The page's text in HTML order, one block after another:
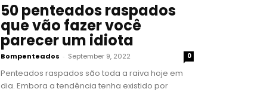
50 penteados raspados
que vão fazer você
parecer um idiota
Bompenteados - September 9, 2022 0
Penteados raspados são toda a raiva hoje em
dia. Embora a tendência tenha existido por